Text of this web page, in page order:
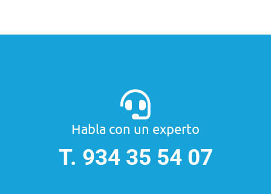
Habla con un experto
T. 934 35 54 07